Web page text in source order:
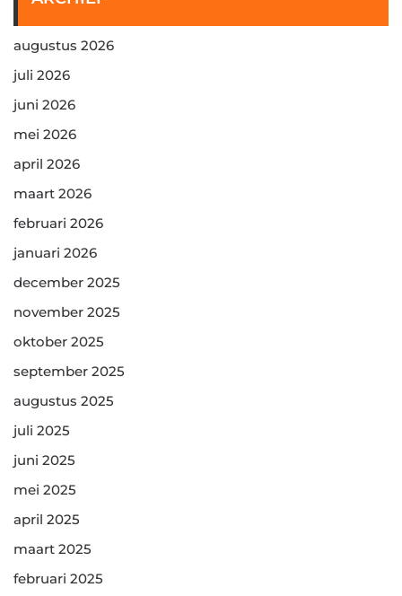
augustus 2026
juli 2026
juni 2026
mei 2026
april 2026
maart 2026
februari 2026
januari 2026
december 2025
november 2025
oktober 2025
september 2025
augustus 2025
juli 2025
juni 2025
mei 2025
april 2025
maart 2025
februari 2025